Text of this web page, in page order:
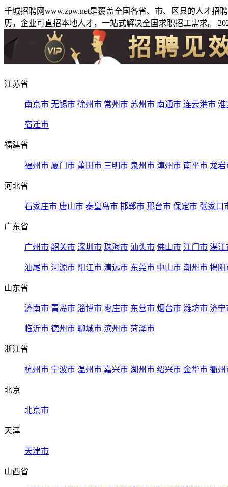
千城招聘网www.zpw.net是覆盖全国各省、市、区县的人才
历，企业可直招本地人才，一站式解决全国求职招工需求。
江苏省
南京市 无锡市 徐州市 常州市 苏州市 南通市 连云港市 淮
宿迁市
福建省
福州市 厦门市 莆田市 三明市 泉州市 漳州市 南平市 龙岩
河北省
石家庄市 唐山市 秦皇岛市 邯郸市 邢台市 保定市 张家口
广东省
广州市 韶关市 深圳市 珠海市 汕头市 佛山市 江门市 湛江
汕尾市 河源市 阳江市 清远市 东莞市 中山市 潮州市 揭阳
山东省
济南市 青岛市 淄博市 枣庄市 东营市 烟台市 潍坊市 济宁
临沂市 德州市 聊城市 滨州市 菏泽市
浙江省
杭州市 宁波市 温州市 嘉兴市 湖州市 绍兴市 金华市 衢州
北京
北京市
天津
天津市
山西省